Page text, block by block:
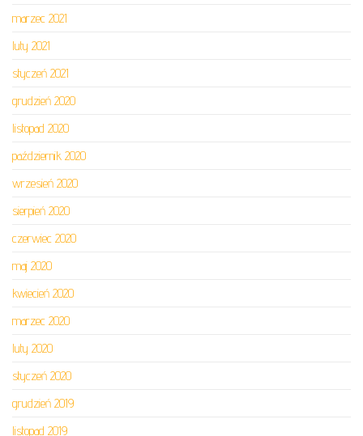
marzec 2021
luty 2021
styczeń 2021
grudzień 2020
listopad 2020
październik 2020
wrzesień 2020
sierpień 2020
czerwiec 2020
maj 2020
kwiecień 2020
marzec 2020
luty 2020
styczeń 2020
grudzień 2019
listopad 2019